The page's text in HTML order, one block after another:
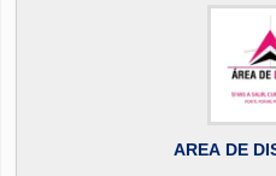
AREA DE